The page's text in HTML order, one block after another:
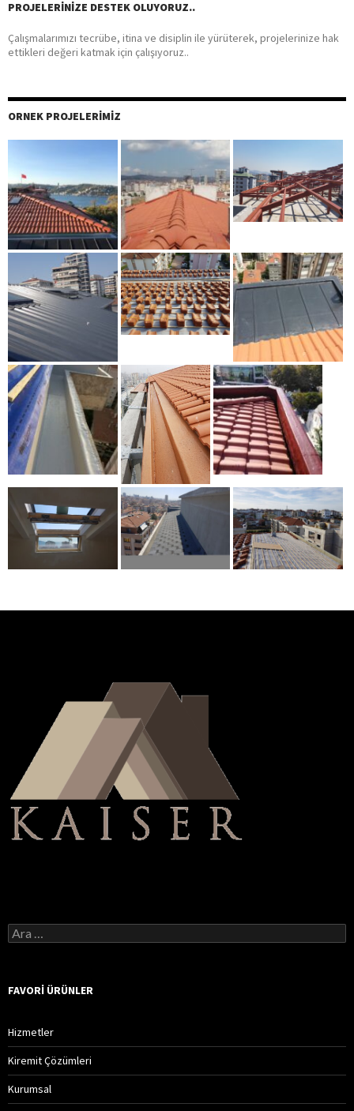
PROJELERINIZE DESTEK OLUYORUZ..
Çalışmalarımızı tecrübe, itina ve disiplin ile yürüterek, projelerinize hak
ettikleri değeri katmak için çalışıyoruz..
ORNEK PROJELERIMIZ
A
r
a
FAVORI ÜRÜNLER
Hizmetler
Kiremit Çözümleri
Kurumsal